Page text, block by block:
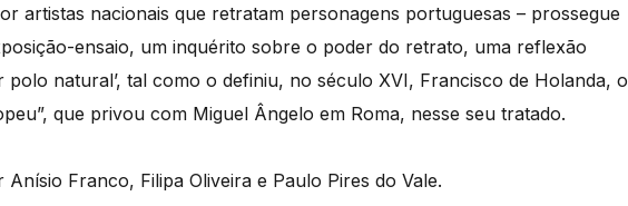
artistas nacionais que retratam personagens portuguesas – prossegue
ensaio, um inquérito sobre o poder do retrato, uma reflexão
polo natural’, tal como o definiu, no século XVI, Francisco de Holanda, o
que privou com Miguel Ângelo em Roma, nesse seu tratado.
Franco, Filipa Oliveira e Paulo Pires do Vale.